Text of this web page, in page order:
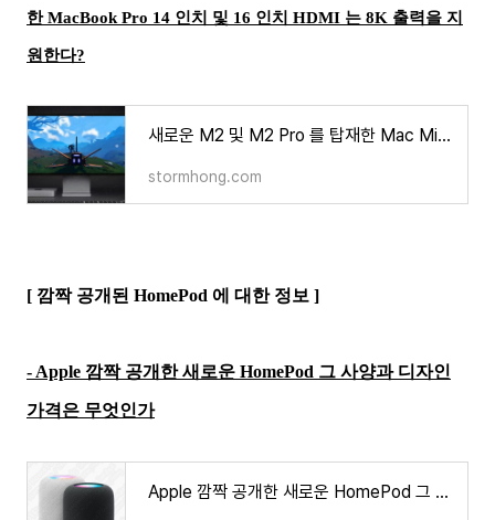
한 MacBook Pro 14 인치 및 16 인치 HDMI 는 8K 출력을 지
원한다?
새로운 M2 및 M2 Pro 를 탑재한 Mac Mini 와 M2 Pro 및 M2 Max 를 탑재한 MacBook Pro 14 인치 및 16 인치 HDMI 는
stormhong.com
[ 깜짝 공개된 HomePod 에 대한 정보 ]
- Apple 깜짝 공개한 새로운 HomePod 그 사양과 디자인
가격은 무엇인가
Apple 깜짝 공개한 새로운 HomePod 그 사양과 디자인 가격은 무엇인가